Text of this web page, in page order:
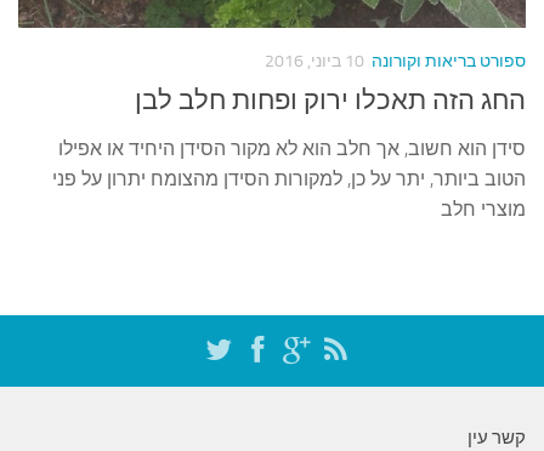
עצות סבתא
נווה הבלוגים
פינת הנכד
כתבו אלינו
ספורט בריאות וקורונה 10 ביוני, 2016
החג הזה תאכלו ירוק ופחות חלב לבן
סידן הוא חשוב, אך חלב הוא לא מקור הסידן היחיד או אפילו
הטוב ביותר, יתר על כן, למקורות הסידן מהצומח יתרון על פני
מוצרי חלב
קשר עין